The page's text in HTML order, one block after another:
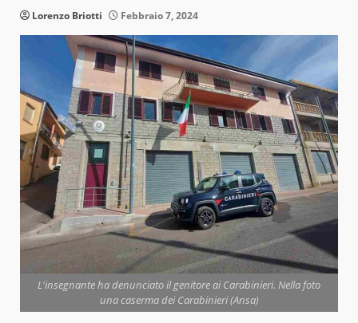
Lorenzo Briotti Febbraio 7, 2024
L'insegnante ha denunciato il genitore ai Carabinieri. Nella foto
una caserma dei Carabinieri (Ansa)